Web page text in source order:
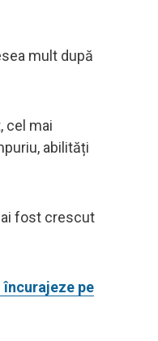
mult după
cel mai
abilități
ai fost crescut
pe